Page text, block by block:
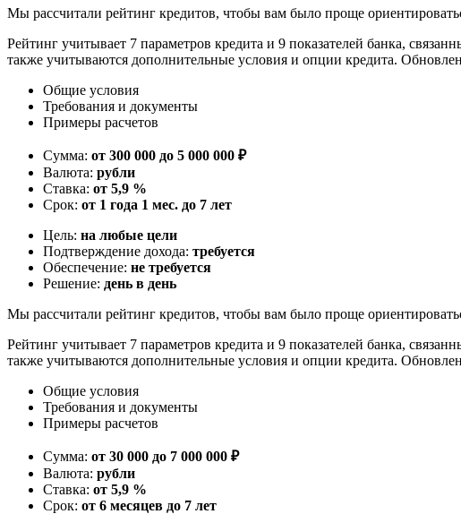
Мы рассчитали рейтинг кредитов, чтобы вам было проще
Рейтинг учитывает 7 параметров кредита и 9 показателей банка,
также учитываются дополнительные условия и опции кредита.
Общие условия
Требования и документы
Примеры расчетов
Сумма: от 300 000 до 5 000 000 ₽
Валюта: рубли
Ставка: от 5,9 %
Срок: от 1 года 1 мес. до 7 лет
Цель: на любые цели
Подтверждение дохода: требуется
Обеспечение: не требуется
Решение: день в день
Мы рассчитали рейтинг кредитов, чтобы вам было проще
Рейтинг учитывает 7 параметров кредита и 9 показателей банка,
также учитываются дополнительные условия и опции кредита.
Общие условия
Требования и документы
Примеры расчетов
Сумма: от 30 000 до 7 000 000 ₽
Валюта: рубли
Ставка: от 5,9 %
Срок: от 6 месяцев до 7 лет